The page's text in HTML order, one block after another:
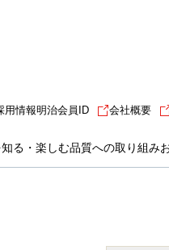
る・楽しむ品質への取り組み
用情報明治会員ID 会社概要